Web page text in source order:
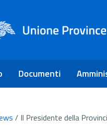
Documenti
/ Il Presidente della